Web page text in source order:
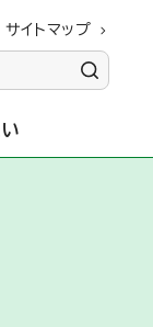
サイトマップ